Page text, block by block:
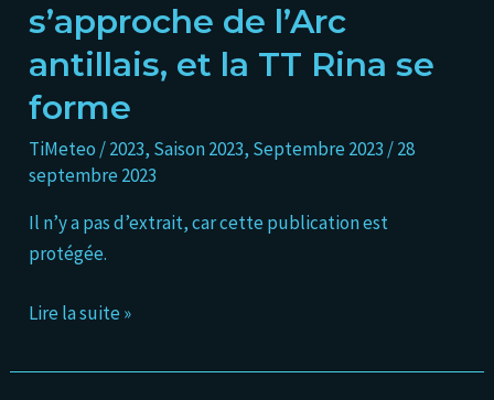
s’approche de l’Arc
antillais, et la TT Rina se
forme
TiMeteo /2023, Saison 2023, Septembre 2023 /28
septembre 2023
Il n’y a pas d’extrait, car cette publication est
protégée.
s’approche
de
l’Arc
antillais,
et
la
TT
Rina
forme
Lire la suite »